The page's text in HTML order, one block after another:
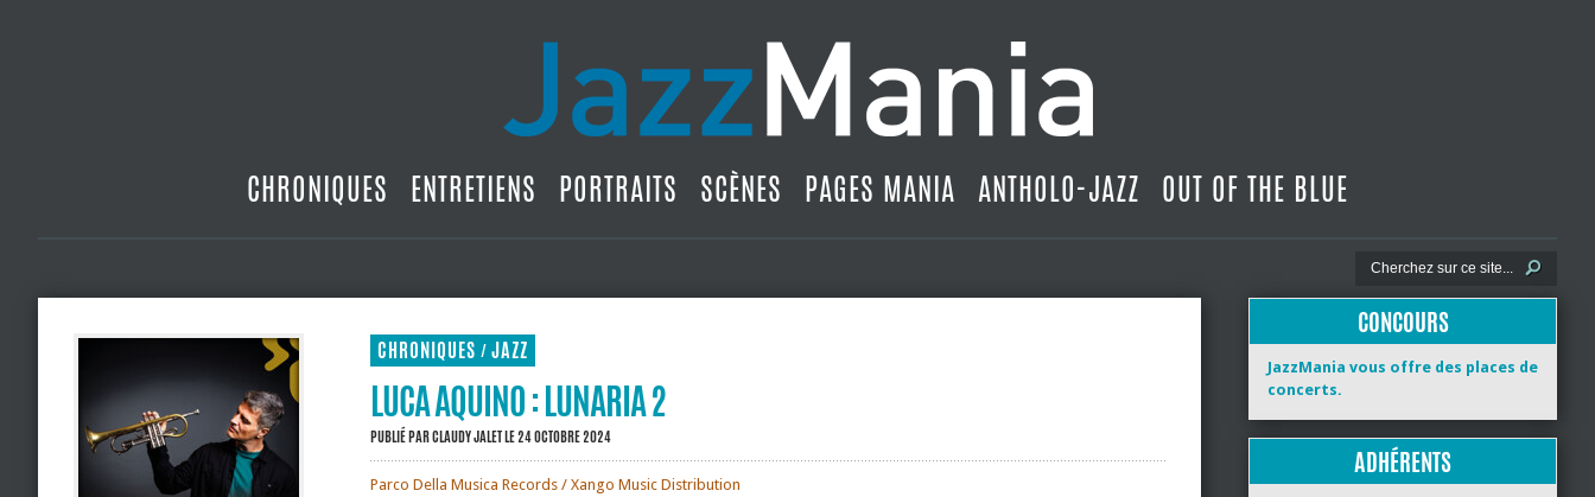
CHRONIQUES ENTRETIENS PORTRAITS SCÈNES PAGES MANIA ANTHOLO-JAZZ OUT OF THE BLUE
CHRONIQUES / JAZZ
LUCA AQUINO : LUNARIA 2
PUBLIÉ PARCLAUDY JALETLE 24 OCTOBRE 2024
Parco Della Musica Records / Xango Music Distribution
CONCOURS
JazzMania vous offre des places de
concerts.
ADHÉRENTS